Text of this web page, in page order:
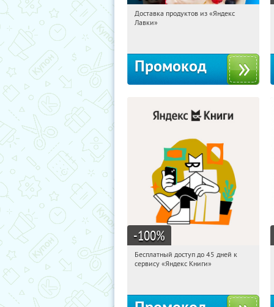
23:27:33 Получили:
Доставка продуктов из «Яндекс
Лавки»
Промокод
-100%
23:27:33
Получи первым!
Бесплатный доступ до 45 дней к
сервису «Яндекс Книги»